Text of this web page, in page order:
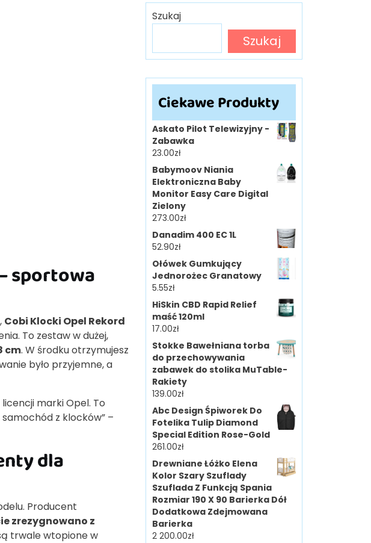
sportowa
Cobi Klocki Opel Rekord
To zestaw w dużej,
cm. W środku otrzymujesz
było przyjemne, a
marki Opel. To
z klocków” –
dla
Producent
zrezygnowano z
trwale wtopione w
Szukaj
Szukaj
Ciekawe Produkty
Askato Pilot Telewizyjny -
Zabawka
23.00zł
Babymoov Niania
Elektroniczna Baby
Monitor Easy Care Digital
Zielony
273.00zł
Danadim 400 EC 1L
52.90zł
Ołówek Gumkujący
Jednorożec Granatowy
5.55zł
HiSkin CBD Rapid Relief
maść 120ml
17.00zł
Stokke Bawełniana torba
do przechowywania
zabawek do stolika MuTable-
Rakiety
139.00zł
Abc Design Śpiworek Do
Fotelika Tulip Diamond
Special Edition Rose-Gold
261.00zł
Drewniane Łóżko Elena
Kolor Szary Szuflady
Szuflada Z Funkcją Spania
Rozmiar 190 X 90 Barierka Dół
Dodatkowa Zdejmowana
Barierka
2 200.00zł